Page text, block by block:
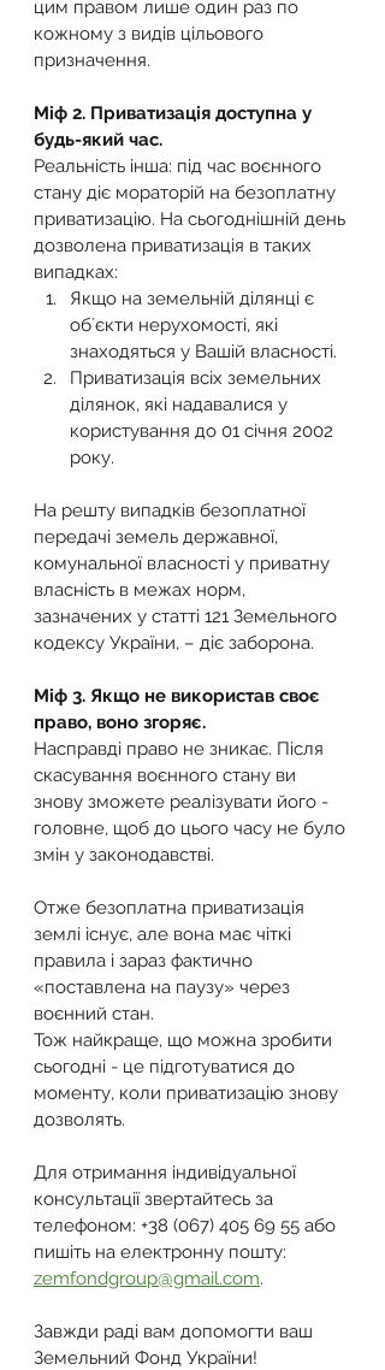
цим правом лише один раз по
кожному з видів цільового
призначення.
Міф 2. Приватизація доступна у
будь-який час.
Реальність інша: під час воєнного
стану діє мораторій на безоплатну
приватизацію. На сьогоднішній день
дозволена приватизація в таких
випадках:
Якщо на земельній ділянці є
обʼєкти нерухомості, які
знаходяться у Вашій власності.
Приватизація всіх земельних
ділянок, які надавалися у
користування до 01 січня 2002
року.
На решту випадків безоплатної
передачі земель державної,
комунальної власності у приватну
власність в межах норм,
зазначених у статті 121 Земельного
кодексу України, – діє заборона.
Міф 3. Якщо не використав своє
право, воно згоряє.
Насправді право не зникає. Після
скасування воєнного стану ви
знову зможете реалізувати його -
головне, щоб до цього часу не було
змін у законодавстві.
Отже безоплатна приватизація
землі існує, але вона має чіткі
правила і зараз фактично
«поставлена на паузу» через
воєнний стан.
Тож найкраще, що можна зробити
сьогодні - це підготуватися до
моменту, коли приватизацію знову
дозволять.
Для отримання індивідуальної
консультації звертайтесь за
телефоном: +38 (067) 405 69 55 або
пишіть на електронну пошту:
zemfondgroup@gmail.com.
Завжди раді вам допомогти ваш
Земельний Фонд України!